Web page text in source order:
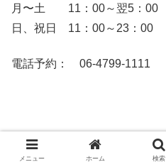
月〜土 11：00～翌5：00
日、祝日 11：00～23：00
電話予約： 06-4799-1111
メニュー ホーム 検索